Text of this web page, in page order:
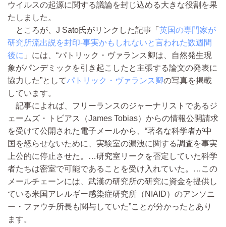
ウイルスの起源に関する議論を封じ込める大きな役割を果
たしました。
ところが、J Sato氏がリンクした記事「 英国の専門家が
研究所流出説を封印-事実かもしれないと言われた数週間
後に 」には、“パトリック・ヴァランス卿は、自然発生現
象がパンデミックを引き起こしたと主張する論文の発表に
協力した”としてパトリック・ヴァランス卿の写真を掲載
しています。
記事によれば、フリーランスのジャーナリストであるジ
ェームズ・トビアス（James Tobias）からの情報公開請求
を受けて公開された電子メールから、“著名な科学者が中
国を怒らせないために、実験室の漏洩に関する調査を事実
上公的に停止させた。…研究室リークを否定していた科学
者たちは密室で可能であることを受け入れていた。…この
メールチェーンには、武漢の研究所の研究に資金を提供し
ている米国アレルギー感染症研究所（NIAID）のアンソニ
ー・ファウチ所長も関与していた”ことが分かったとあり
ます。